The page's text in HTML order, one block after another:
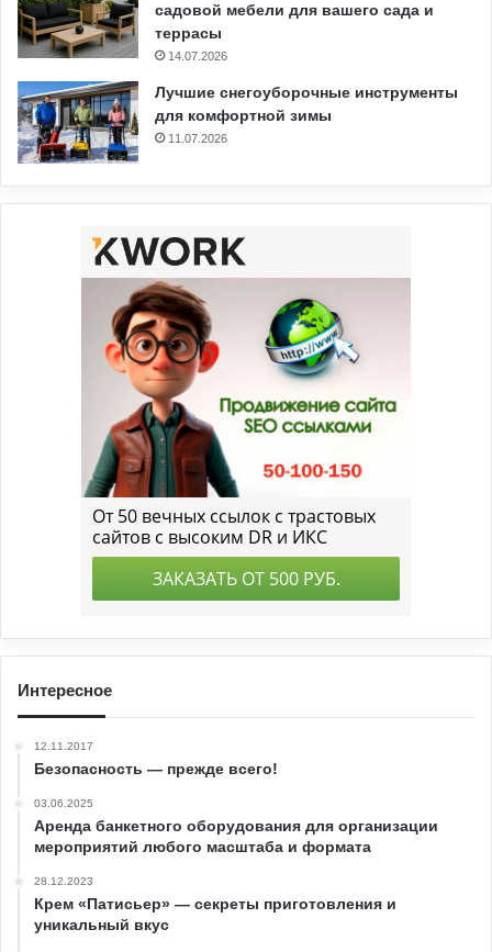
садовой мебели для вашего сада и
террасы
14.07.2026
Лучшие снегоуборочные инструменты
для комфортной зимы
11.07.2026
Интересное
12.11.2017
Безопасность — прежде всего!
03.06.2025
Аренда банкетного оборудования для организации
мероприятий любого масштаба и формата
28.12.2023
Крем «Патисьер» — секреты приготовления и
уникальный вкус